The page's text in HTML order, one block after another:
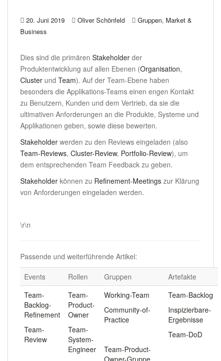
20. Juni 2019 Oliver Schönfeld Gruppen, Market &
Business
Dies sind die primären Stakeholder der
Produktentwicklung auf allen Ebenen (Organisation,
Cluster und Team). Auf der Team-Ebene haben
besonders die Applikations-Teams einen engen Kontakt
zu Benutzern, Kunden und dem Vertrieb, da sie die
ultimativen Anforderungen an die Produkte, Systeme und
Applikationen geben, sowie diese bewerten.
Stakeholder werden zu den Reviews eingeladen (also
Team-Reviews, Cluster-Review, Portfolio-Review), um
dem entsprechenden Team Feedback zu geben.
Stakeholder können zu Refinement-Meetings zur Klärung
von Anforderungen eingeladen werden.
\r\n
Passende und weiterführende Artikel:
Events Rollen Gruppen
Artefakte
Team-
Backlog-
Refinement
Team-
Review
Team-
Product-
Owner
Team-
System-
Engineer
Working-Team
Community-of-
Practice
Team-Product-
Team-Backlog
Inspizierbare-
Ergebnisse
Team-DoD